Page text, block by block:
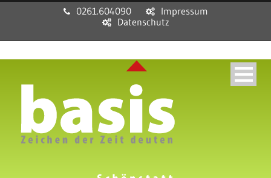
0261.604090
Impressum
Datenschutz